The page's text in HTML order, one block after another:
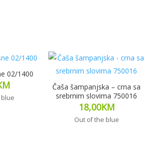
02/1400
Čaša šampanjska – crna sa
srebrnim slovima 750016
18,00KM
Out of the blue